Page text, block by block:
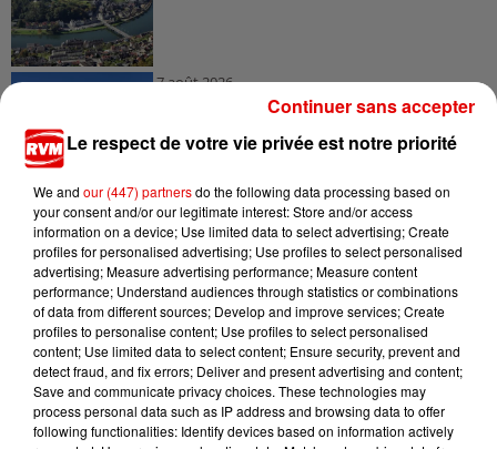
7 août 2026
Ardennes - Un réveil frais ce vendredi avant le
7 août 2026
Ardennes - Woinic, le plus grand sanglier du
monde, fête ses 18 ans
Le respect de votre vie privée est notre priorité
We and our (447) partnersdo the following data processing based on
your consent and/or our legitimate interest: Store and/or access
information on a device; Use limited data to select advertising; Create
profiles for personalised advertising; Use profiles to select personalised
advertising; Measure advertising performance; Measure content
performance; Understand audiences through statistics or combinations
of data from different sources; Develop and improve services; Create
profiles to personalise content; Use profiles to select personalised
content; Use limited data to select content; Ensure security, prevent and
detect fraud, and fix errors; Deliver and present advertising and content;
Save and communicate privacy choices. These technologies may
process personal data such as IP address and browsing data to offer
following functionalities: Identify devices based on information actively
Continuer sans accepter